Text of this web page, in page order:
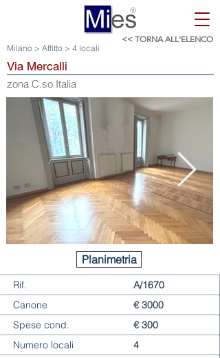
Via Mercalli
Milano > Affitto > 4 locali
<< TORNA ALL'ELENCO
zona C.so Italia
Planimetria
Rif.
A/1670
Canone
€ 3000
Spese cond.
€ 300
Numero locali
4